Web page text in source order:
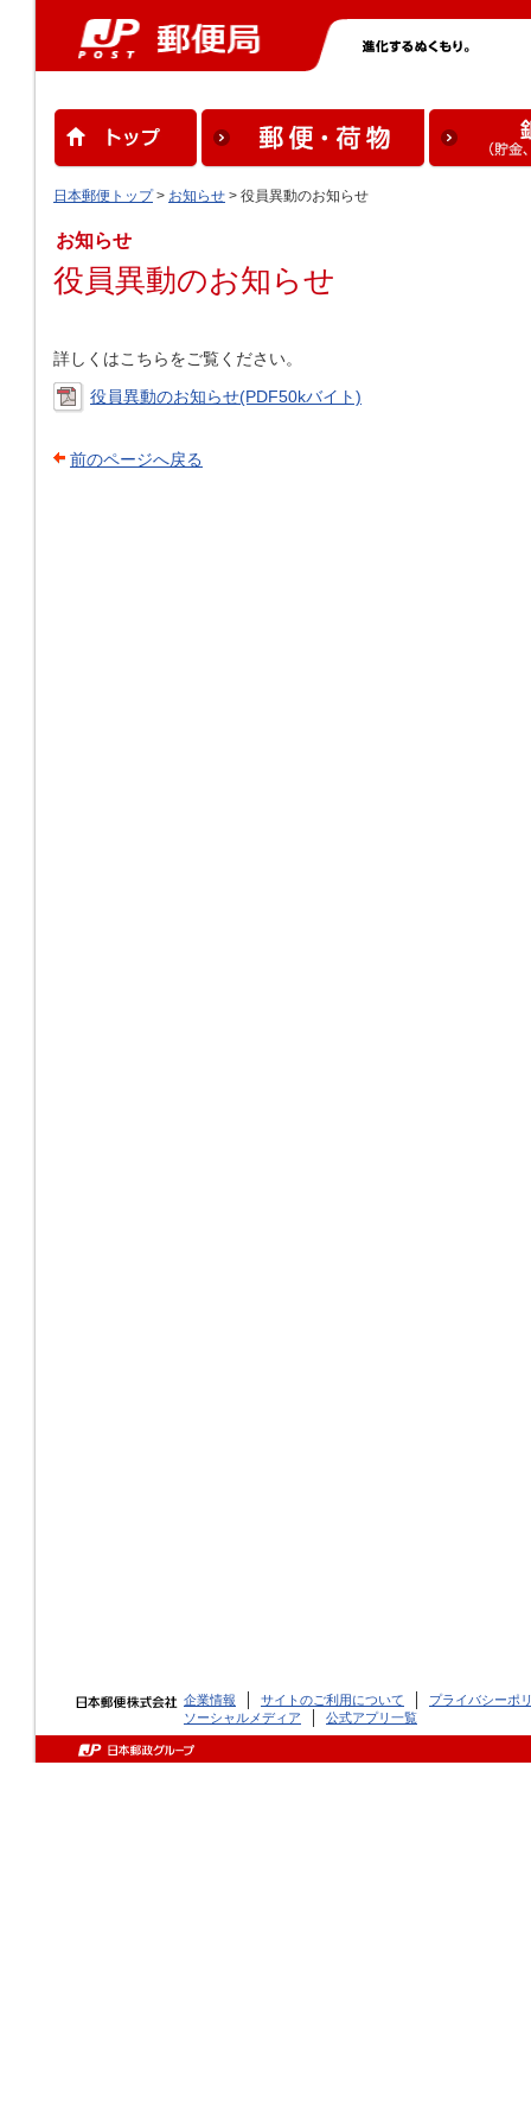
日本郵便トップ> お知らせ > 役員異動のお知らせ
お知らせ
役員異動のお知らせ
詳しくはこちらをご覧ください。
役員異動のお知らせ(PDF50kバイト)
前のページへ戻る
企業情報 サイトのご利用について
プライバシーポ
ソーシャルメディア
公式アプリ一覧